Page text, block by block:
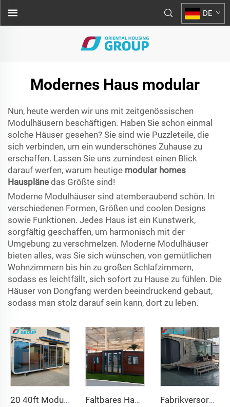
DE
Modernes Haus modular
Nun, heute werden wir uns mit zeitgenössischen
Modulhäusern beschäftigen. Haben Sie schon einmal
solche Häuser gesehen? Sie sind wie Puzzleteile, die
sich verbinden, um ein wunderschönes Zuhause zu
erschaffen. Lassen Sie uns zumindest einen Blick
darauf werfen, warum heutige modular homes
Hauspläne das Größte sind!
Moderne Modulhäuser sind atemberaubend schön. In
verschiedenen Formen, Größen und coolen Designs
sowie Funktionen. Jedes Haus ist ein Kunstwerk,
sorgfältig geschaffen, um harmonisch mit der
Umgebung zu verschmelzen. Moderne Modulhäuser
bieten alles, was Sie sich wünschen, von gemütlichen
Wohnzimmern bis hin zu großen Schlafzimmern,
sodass es leichtfällt, sich sofort zu Hause zu fühlen. Die
Häuser von Dongfang werden beeindruckend gebaut,
sodass man stolz darauf sein kann, dort zu leben.
20 40ft Modulare Fertighäuser Kleine Container Büro Tragbares Apple House Pod Bewegliche Apple Cabin Faltbares Haus 20ft 40ft vorgefertigtes tragbares Containerhaus Erweiterbares Mobilhaus 3 Schlafzimmer Modulares vorgefertigtes erweiterbares Haus Fabrikversorgung Luxus 20ft Containerhaus Komfortables kleines Raumkapselhaus Fertigbaustahl Modularbett Hotelkabine Bürogebrauch